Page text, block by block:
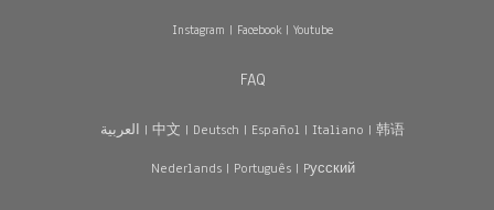
Instagram | Facebook| Youtube
FAQ
العربية | 中文 | Deutsch | Español | Italiano | 韩语
Nederlands| Português| Pусский